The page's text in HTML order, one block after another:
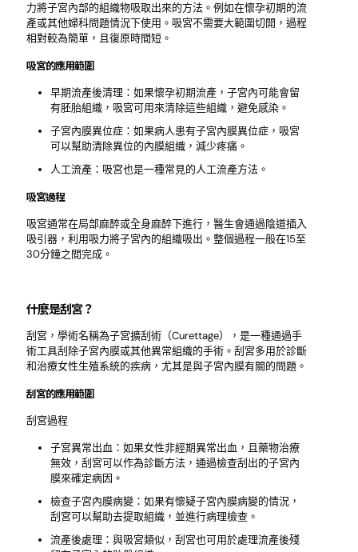
力將子宮內部的組織物吸取出來的方法。例如在懷孕初期的流
產或其他婦科問題情況下使用。吸宮不需要大範圍切開，過程
相對較為簡單，且復原時間短。
吸宮的應用範圍
早期流產後清理：如果懷孕初期流產，子宮內可能會留
有胚胎組織，吸宮可用來清除這些組織，避免感染。
子宮內膜異位症：如果病人患有子宮內膜異位症，吸宮
可以幫助清除異位的內膜組織，減少疼痛。
人工流產：吸宮也是一種常見的人工流產方法。
吸宮過程
吸宮通常在局部麻醉或全身麻醉下進行，醫生會通過陰道插入
吸引器，利用吸力將子宮內的組織吸出。整個過程一般在15至
30分鐘之間完成。
什麼是刮宮？
刮宮，學術名稱為子宮擴刮術（Curettage），是一種通過手
術工具刮除子宮內膜或其他異常組織的手術。刮宮多用於診斷
和治療女性生殖系統的疾病，尤其是與子宮內膜有關的問題。
刮宮的應用範圍
刮宮過程
子宮異常出血：如果女性非經期異常出血，且藥物治療
無效，刮宮可以作為診斷方法，通過檢查刮出的子宮內
膜來確定病因。
檢查子宮內膜病變：如果有懷疑子宮內膜病變的情況，
刮宮可以幫助去提取組織，並進行病理檢查。
流產後處理：與吸宮類似，刮宮也可用於處理流產後殘